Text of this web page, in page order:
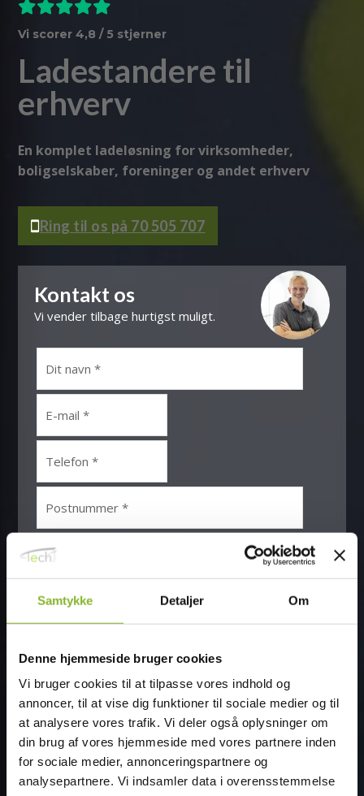
Samtykke Detaljer Om
Denne hjemmeside bruger cookies
Vi bruger cookies til at tilpasse vores indhold og
annoncer, til at vise dig funktioner til sociale medier og til
at analysere vores trafik. Vi deler også oplysninger om
din brug af vores hjemmeside med vores partnere inden
for sociale medier, annonceringspartnere og
analysepartnere. Vi indsamler data i overensstemmelse
Vi scorer 4,8 / 5 stjerner
Ladestandere til
erhverv
En komplet ladeløsning for virksomheder,
boligselskaber, foreninger og andet erhverv
Ring til os på 70 505 707
Kontakt os
Vi vender tilbage hurtigst muligt.